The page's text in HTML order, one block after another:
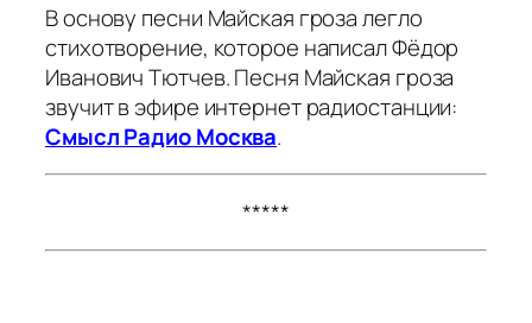
В основу песни Майская гроза легло
стихотворение, которое написал Фёдор
Иванович Тютчев. Песня Майская гроза
звучит в эфире интернет радиостанции:
Смысл Радио Москва.
*****